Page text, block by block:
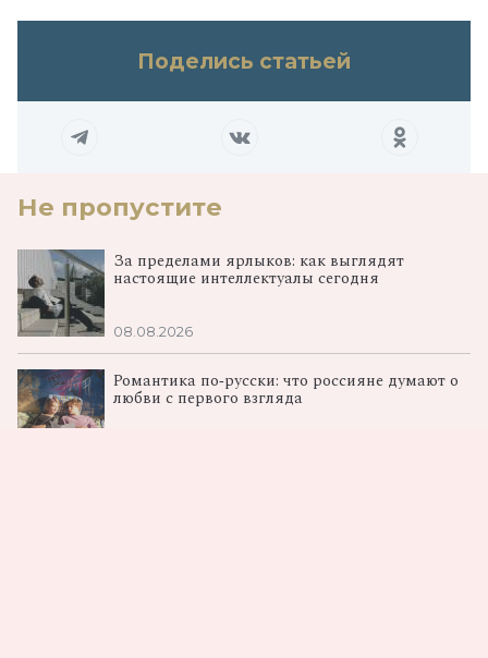
Поделись статьей
Не пропустите
За пределами ярлыков: как выглядят
настоящие интеллектуалы сегодня
08.08.2026
Романтика по‑русски: что россияне думают о
любви с первого взгляда